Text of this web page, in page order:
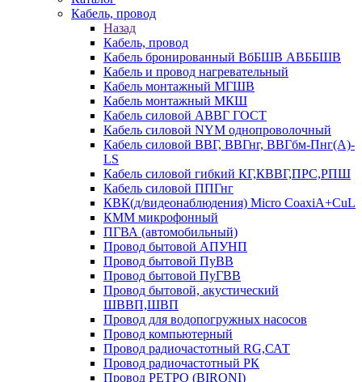
Кабель, провод
Назад
Кабель, провод
Кабель бронированный ВбБШВ АВББШВ
Кабель и провод нагревательный
Кабель монтажный МГШВ
Кабель монтажный МКШ
Кабель силовой АВВГ ГОСТ
Кабель силовой NYM однопроволочный
Кабель силовой ВВГ, ВВГнг, ВВГбм-Пнг(А)-
LS
Кабель силовой гибкий КГ,КВВГ,ПРС,РПШ
Кабель силовой ППГнг
КВК(д/видеонаблюдения) Micro CoaxiA+CuL
КММ микрофонный
ПГВА (автомобильный)
Провод бытовой АПУНП
Провод бытовой ПуВВ
Провод бытовой ПуГВВ
Провод бытовой, акустический
ШВВП,ШВП
Провод для водопогружных насосов
Провод компьютерный
Провод радиочастотный RG,САТ
Провод радиочастотный РК
Провод РЕТРО (BIRONI)